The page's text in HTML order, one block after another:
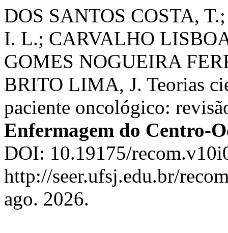
DOS SANTOS COSTA,
I. L.; CARVALHO
GOMES NOGUEIRA
BRITO LIMA, J. Teorias
paciente oncológico:
Enfermagem do Centro-
DOI: 10.19175/
http://seer.ufsj.edu.br/
ago. 2026.